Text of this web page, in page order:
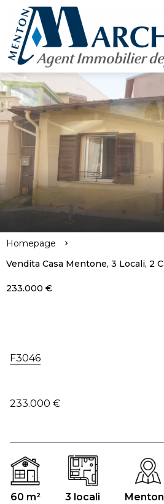
Homepage
Vendita Casa Mentone, 3 Locali, 2
233.000 €
F3046
233.000 €
60 m² 3 locali